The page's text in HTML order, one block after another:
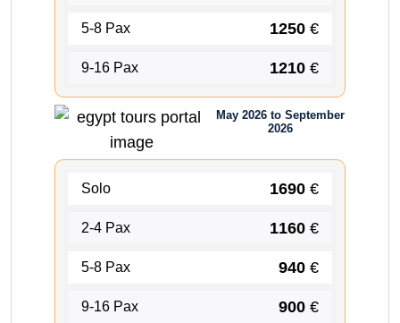
5-8 Pax 1250 €
9-16 Pax 1210 €
May 2026 to September
2026
Solo 1690 €
2-4 Pax 1160 €
5-8 Pax 940 €
9-16 Pax 900 €